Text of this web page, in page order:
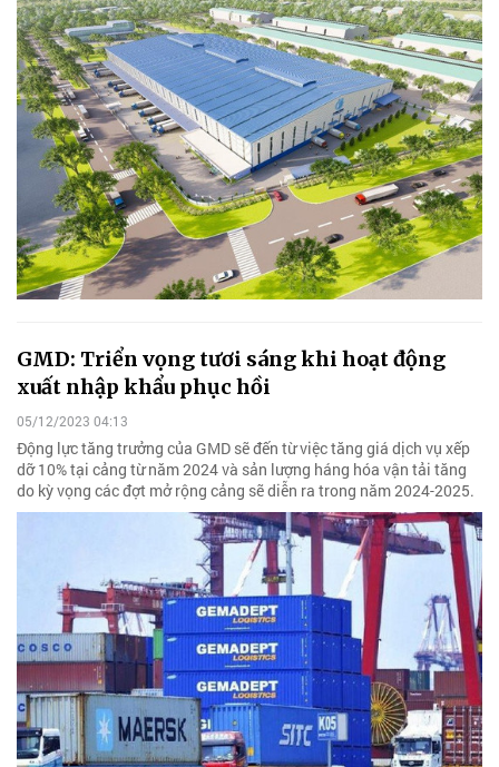
GMD: Triển vọng tươi sáng khi hoạt động
xuất nhập khẩu phục hồi
05/12/2023 04:13
Động lực tăng trưởng của GMD sẽ đến từ việc tăng giá dịch vụ xếp
dỡ 10% tại cảng từ năm 2024 và sản lượng háng hóa vận tải tăng
do kỳ vọng các đợt mở rộng cảng sẽ diễn ra trong năm 2024-2025.